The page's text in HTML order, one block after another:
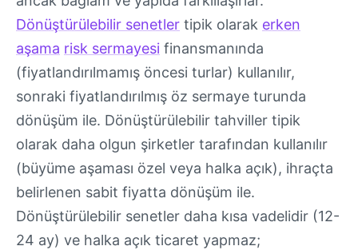
Dönüştürülebilir senetler tipik olarak erken
aşama risk sermayesi finansmanında
(fiyatlandırılmamış öncesi turlar) kullanılır,
sonraki fiyatlandırılmış öz sermaye turunda
dönüşüm ile. Dönüştürülebilir tahviller tipik
olarak daha olgun şirketler tarafından kullanılır
(büyüme aşaması özel veya halka açık), ihraçta
belirlenen sabit fiyatta dönüşüm ile.
Dönüştürülebilir senetler daha kısa vadelidir (12-
24 ay) ve halka açık ticaret yapmaz;